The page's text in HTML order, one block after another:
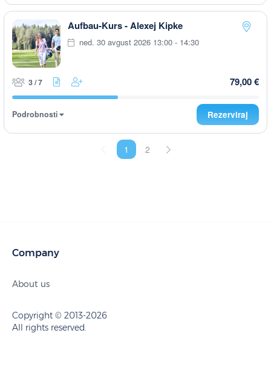
Aufbau-Kurs - Alexej Kipke
ned. 30 avgust 2026 13:00 - 14:30
3 / 7 79,00 €
Podrobnosti Rezerviraj
1 2
Company
About us
Copyright © 2013-2026
All rights reserved.